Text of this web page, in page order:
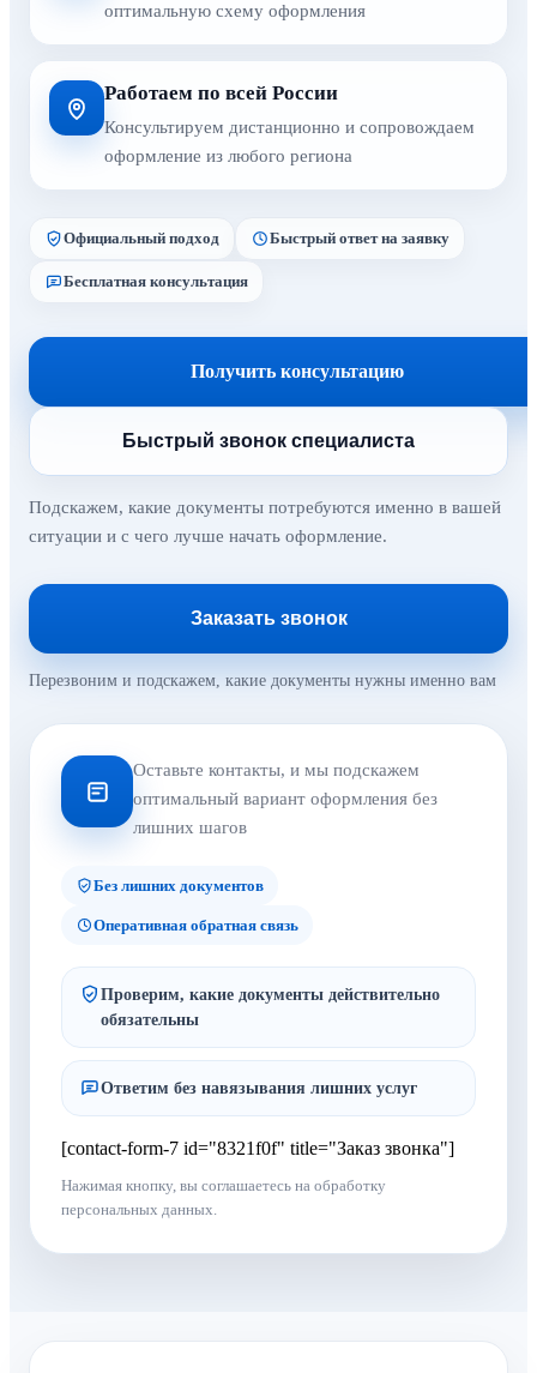
оптимальную схему оформления
Работаем по всей России
Консультируем дистанционно и сопровождаем
оформление из любого региона
Официальный подход Быстрый ответ на заявку
Бесплатная консультация
Получить консультацию
Быстрый звонок специалиста
Подскажем, какие документы потребуются именно в вашей
ситуации и с чего лучше начать оформление.
Заказать звонок
Перезвоним и подскажем, какие документы нужны именно вам
Оставьте контакты, и мы подскажем
оптимальный вариант оформления без
лишних шагов
Без лишних документов
Оперативная обратная связь
Проверим, какие документы действительно
обязательны
Ответим без навязывания лишних услуг
[contact-form-7 id="8321f0f" title="Заказ звонка"]
Нажимая кнопку, вы соглашаетесь на обработку
персональных данных.